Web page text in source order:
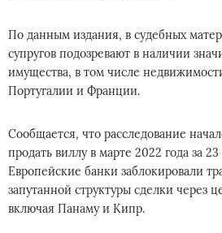
По данным издания, в судебных
супругов подозревают в наличии
имущества, в том числе
Португалии и Франции.
Сообщается, что расследование
продать виллу в марте 2022 года за
Европейские банки заблокировали
запутанной структуры сделки через
включая Панаму и Кипр.